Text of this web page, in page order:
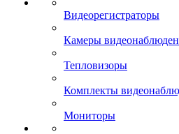
Видеорегистраторы
Камеры
Тепловизоры
Комплекты
Мониторы